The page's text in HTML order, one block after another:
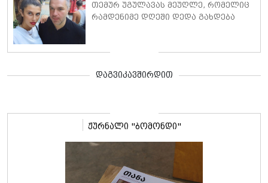
თემურ უგულავას მეუღლე, რომელიც
რამდენიმე დღეში დედა გახდება
დაგვიკავშირდით
ჟურნალი "ბომონდი"